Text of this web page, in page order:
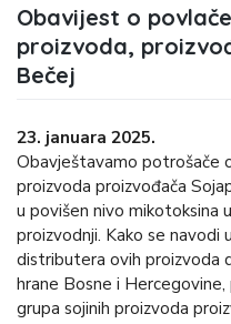
Obavijest o
proizvoda,
Bečej
23. januara 2025.
Obavještavamo potrošače
proizvoda proizvođača
u povišen nivo mikotoksina
proizvodnji. Kako se navodi
distributera ovih proizvoda
hrane Bosne i
grupa sojinih proizvoda